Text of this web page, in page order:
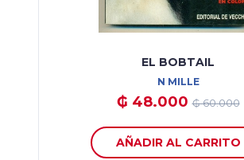
EL BOBTAIL
N MILLE
₲ 48.000₲ 60.000
AÑADIR AL CARRITO